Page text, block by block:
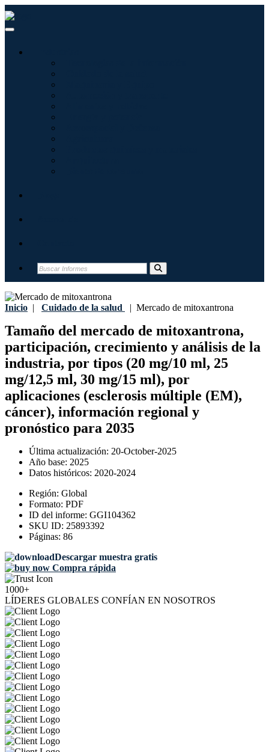
Inicio | Cuidado de la salud | Mercado de mitoxantrona
Tamaño del mercado de mitoxantrona,
participación, crecimiento y análisis de la
industria, por tipos (20 mg/10 ml, 25
mg/12,5 ml, 30 mg/15 ml), por
aplicaciones (esclerosis múltiple (EM),
cáncer), información regional y
pronóstico para 2035
Última actualización: 20-October-2025
Año base: 2025
Datos históricos: 2020-2024
Región: Global
Formato: PDF
ID del informe: GGI104362
SKU ID: 25893392
Páginas: 86
Descargar muestra gratis
Compra rápida
1000+
LÍDERES GLOBALES CONFÍAN EN NOSOTROS